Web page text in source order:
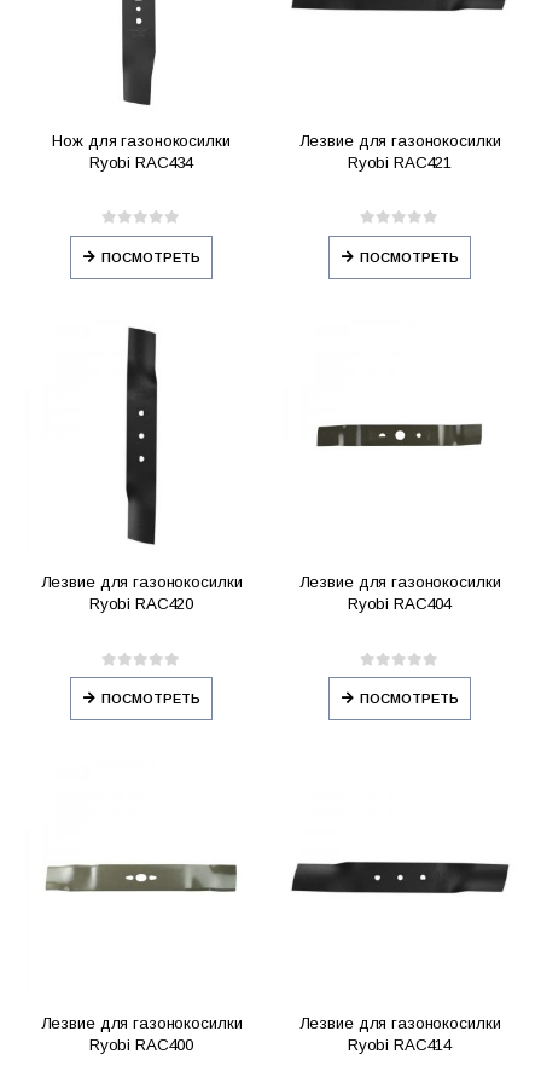
Нож для газонокосилки
Ryobi RAC434
0out of 5
ПОСМОТРЕТЬ
Лезвие для газонокосилки
Ryobi RAC421
0out of 5
ПОСМОТРЕТЬ
Лезвие для газонокосилки
Ryobi RAC420
0out of 5
ПОСМОТРЕТЬ
Лезвие для газонокосилки
Ryobi RAC404
0out of 5
ПОСМОТРЕТЬ
Лезвие для газонокосилки
Ryobi RAC400
Лезвие для газонокосилки
Ryobi RAC414